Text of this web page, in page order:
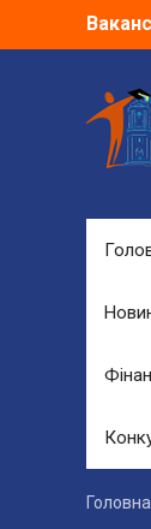
Головна